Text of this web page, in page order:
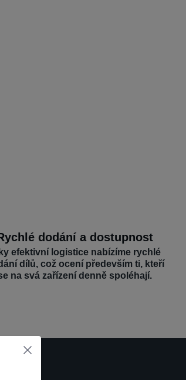
dodání a dostupnost
efektivní logistice nabízíme rychlé
dílů, což ocení především ti, kteří
na svá zařízení denně spoléhají.